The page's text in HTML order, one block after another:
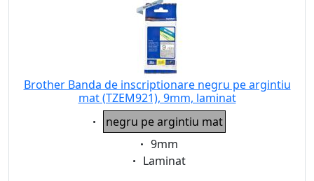
Brother Banda de inscriptionare negru pe argintiu
mat (TZEM921), 9mm, laminat
Eigenschaft:
negru pe argintiu mat
Eigenschaft:
9mm
Eigenschaft:
Laminat